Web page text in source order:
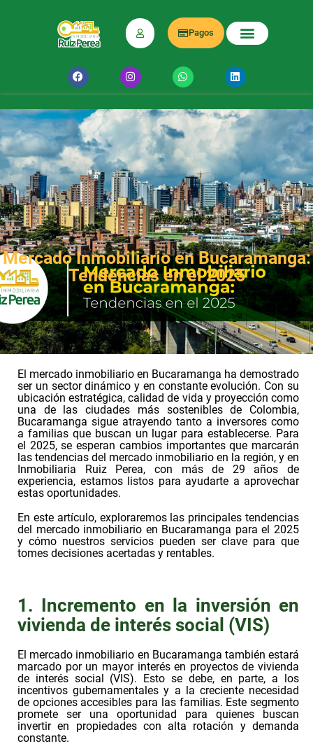
Pagos
Mercado Inmobiliario en Bucaramanga:
Tendencias en el 2025
El mercado inmobiliario en Bucaramanga ha demostrado
ser un sector dinámico y en constante evolución. Con su
ubicación estratégica, calidad de vida y proyección como
una de las ciudades más sostenibles de Colombia,
Bucaramanga sigue atrayendo tanto a inversores como
a familias que buscan un lugar para establecerse. Para
el 2025, se esperan cambios importantes que marcarán
las tendencias del mercado inmobiliario en la región, y en
Inmobiliaria Ruiz Perea, con más de 29 años de
experiencia, estamos listos para ayudarte a aprovechar
estas oportunidades.
En este artículo, exploraremos las principales tendencias
del mercado inmobiliario en Bucaramanga para el 2025
y cómo nuestros servicios pueden ser clave para que
tomes decisiones acertadas y rentables.
1. Incremento en la inversión en
vivienda de interés social (VIS)
El mercado inmobiliario en Bucaramanga también estará
marcado por un mayor interés en proyectos de vivienda
de interés social (VIS). Esto se debe, en parte, a los
incentivos gubernamentales y a la creciente necesidad
de opciones accesibles para las familias. Este segmento
promete ser una oportunidad para quienes buscan
invertir en propiedades con alta rotación y demanda
constante.